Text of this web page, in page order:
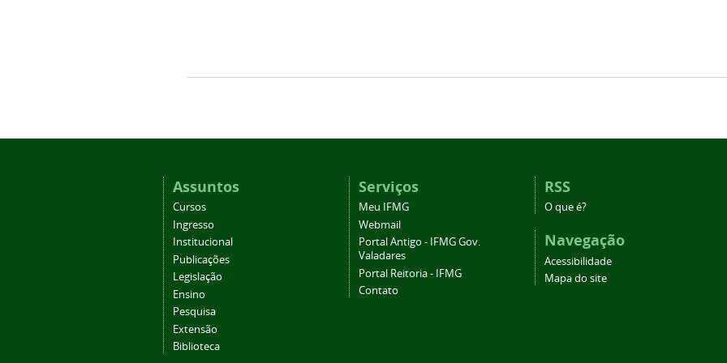
Assuntos
Cursos
Ingresso
Institucional
Publicações
Legislação
Ensino
Pesquisa
Extensão
Biblioteca
Serviços
Meu IFMG
Webmail
Portal Antigo - IFMG Gov.
Valadares
Portal Reitoria - IFMG
Contato
RSS
O que é?
Navegação
Acessibilidade
Mapa do site